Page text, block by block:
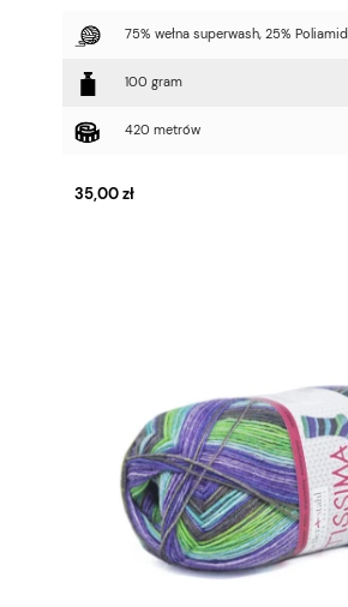
75% wełna superwash, 25% Poliamid
100 gram
420 metrów
35,00 zł